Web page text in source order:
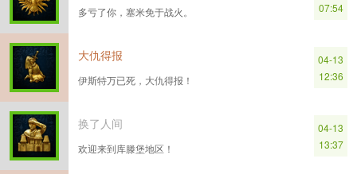
多亏了你，塞米免于战火。
07:54
大仇得报
伊斯特万已死，大仇得报！
04-13
12:36
换了人间
欢迎来到库滕堡地区！
04-13
13:37